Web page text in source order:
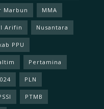
Marbun MMA
Arifin Nusantara
PPU
Pertamina
PLN
PTMB